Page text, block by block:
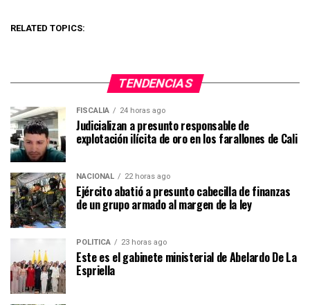
RELATED TOPICS:
TENDENCIAS
FISCALÍA 24 horas ago
Judicializan a presunto responsable de
explotación ilícita de oro en los farallones de Cali
NACIONAL 22 horas ago
Ejército abatió a presunto cabecilla de finanzas
de un grupo armado al margen de la ley
POLÍTICA 23 horas ago
Este es el gabinete ministerial de Abelardo De La
Espriella